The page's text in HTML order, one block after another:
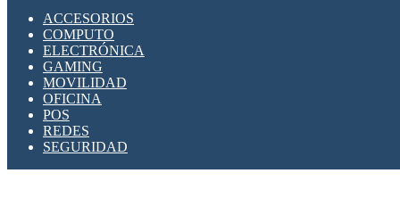
ACCESORIOS
COMPUTO
ELECTRÓNICA
GAMING
MOVILIDAD
OFICINA
POS
REDES
SEGURIDAD